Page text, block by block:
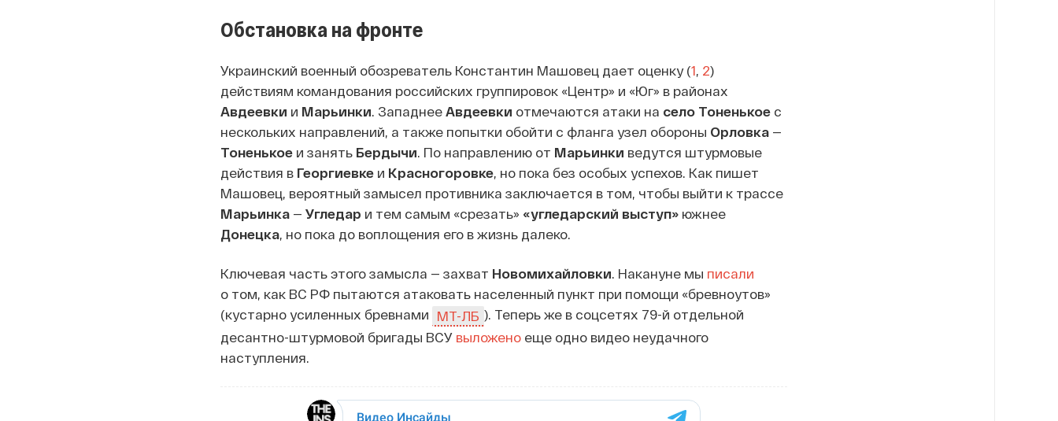
Обстановка на фронте
Украинский военный обозреватель Константин Машовец дает оценку (1, 2)
действиям командования российских группировок «Центр» и «Юг» в районах
Авдеевки и Марьинки. Западнее Авдеевки отмечаются атаки на село Тоненькоес
нескольких направлений, а также попытки обойти с фланга узел обороны Орловка—
Тоненькоеи занять Бердычи. По направлению от Марьинки ведутся штурмовые
действия в Георгиевкеи Красногоровке, но пока без особых успехов. Как пишет
Машовец, вероятный замысел противника заключается в том, чтобы выйти к трассе
Марьинка— Угледар и тем самым «срезать» «угледарский выступ»южнее
Донецка, но пока до воплощения его в жизнь далеко.
Ключевая часть этого замысла — захват Новомихайловки. Накануне мы писали
о том, как ВС РФ пытаются атаковать населенный пункт при помощи «бревноутов»
(кустарно усиленных бревнами МТ-ЛБ ). Теперь же в соцсетях 79-й отдельной
десантно-штурмовой бригады ВСУ выложеноеще одно видео неудачного
наступления.